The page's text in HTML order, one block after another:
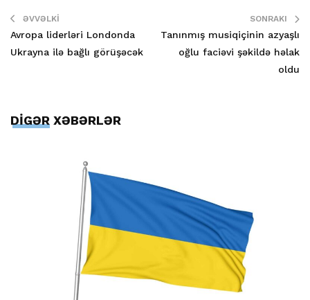
ƏVVƏLKI
Avropa liderləri Londonda
Ukrayna ilə bağlı görüşəcək
SONRAKI
Tanınmış musiqiçinin azyaşlı
oğlu faciəvi şəkildə həlak
oldu
DİGƏR XƏBƏRLƏR